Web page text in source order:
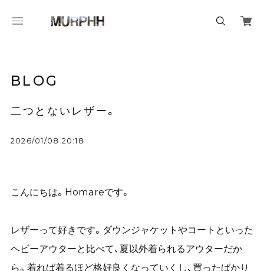
BLOG
二つとないレザー。
2026/01/08 20:18
こんにちは。Homareです。
レザーって好きです。ダウンジャケットやコートといった
ヘビーアウターと比べて、夏以外着られるアウターだか
ら。着れば着るほど格好良くなっていくし、買ったばかり